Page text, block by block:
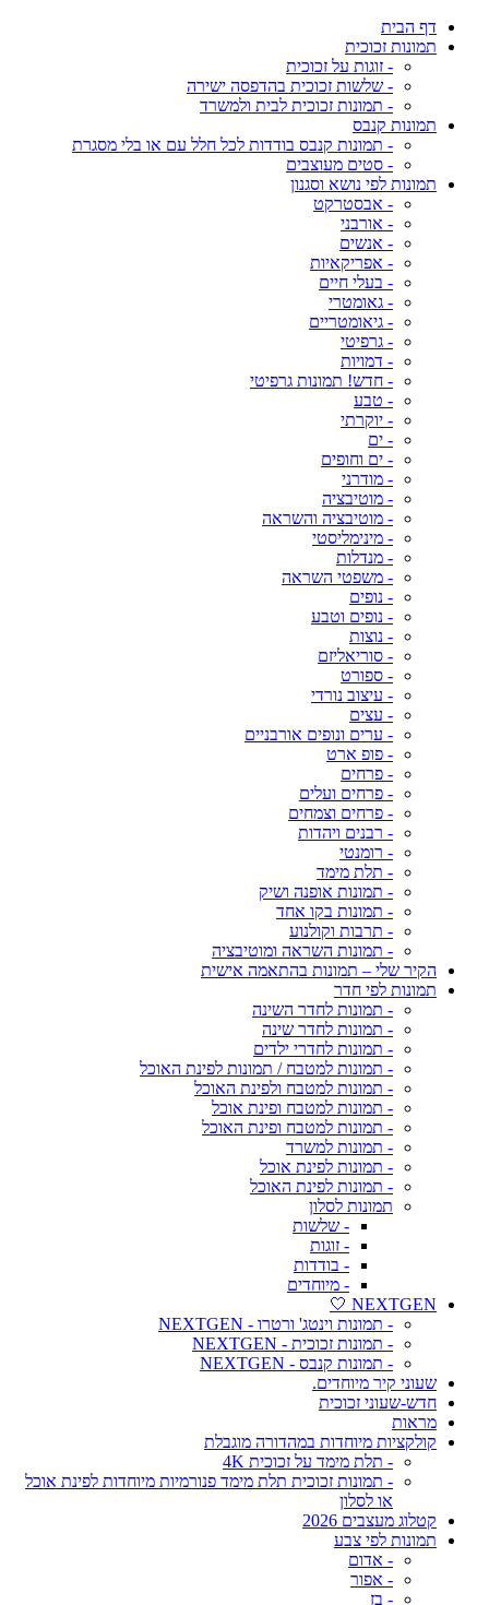
דף הבית
תמונות זכוכית
- זוגות על זכוכית
- שלשות זכוכית בהדפסה ישירה
- תמונות זכוכית לבית ולמשרד
תמונות קנבס
- תמונות קנבס בודדות לכל חלל עם או בלי מסגרת
- סטים מעוצבים
תמונות לפי נושא וסגנון
- אבסטרקט
- אורבני
- אנשים
- אפריקאיות
- בעלי חיים
- גאומטרי
- גיאומטריים
- גרפיטי
- דמויות
- חדש! תמונות גרפיטי
- טבע
- יוקרתי
- ים
- ים וחופים
- מודרני
- מוטיבציה
- מוטיבציה והשראה
- מינימליסטי
- מנדלות
- משפטי השראה
- נופים
- נופים וטבע
- נוצות
- סוריאליזם
- ספורט
- עיצוב נורדי
- עצים
- ערים ונופים אורבניים
- פופ ארט
- פרחים
- פרחים ועלים
- פרחים וצמחים
- רבנים ויהדות
- רומנטי
- תלת מימד
- תמונות אופנה ושיק
- תמונות בקו אחד
- תרבות וקולנוע
- תמונות השראה ומוטיבציה
הקיר שלי – תמונות בהתאמה אישית
תמונות לפי חדר
- תמונות לחדר השינה
- תמונות לחדר שינה
- תמונות לחדרי ילדים
- תמונות למטבח / תמונות לפינת האוכל
- תמונות למטבח ולפינת האוכל
- תמונות למטבח ופינת אוכל
- תמונות למטבח ופינת האוכל
- תמונות למשרד
- תמונות לפינת אוכל
- תמונות לפינת האוכל
תמונות לסלון
- שלשות
- זוגות
- בודדות
- מיוחדים
NEXTGEN 🤍
- תמונות וינטג' ורטרו - NEXTGEN
- תמונות זכוכית - NEXTGEN
- תמונות קנבס - NEXTGEN
שעוני קיר מיוחדים.
חדש-שעוני זכוכית
מראות
קולקציות מיוחדות במהדורה מוגבלת
- תלת מימד על זכוכית 4K
- תמונות זכוכית תלת מימד פנורמיות מיוחדות לפינת אוכל
או לסלון
קטלוג מעצבים 2026
תמונות לפי צבע
- אדום
- אפור
- בז